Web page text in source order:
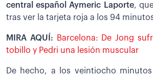
central español Aymeric Laporte,
tras ver la tarjeta roja a los 94
MIRA AQUÍ:
Barcelona: De Jong
tobillo y Pedri una lesión muscular
De hecho, a los veintiocho